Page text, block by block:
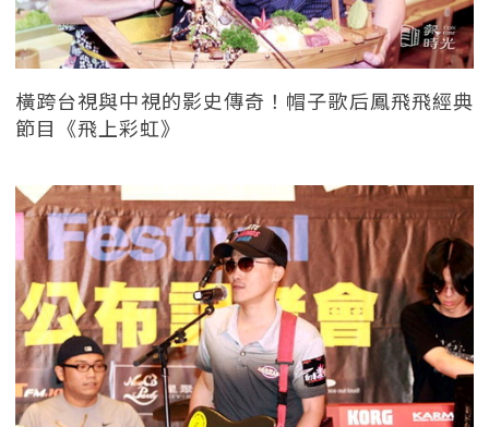
橫跨台視與中視的影史傳奇！帽子歌后鳳飛飛經典
節目《飛上彩虹》